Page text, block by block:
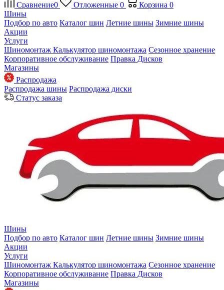
Сравнение0 Отложенные 0 Корзина 0
Шины
Подбор по авто Каталог шин Летние шины Зимние шины
Акции
Услуги
Шиномонтаж Калькулятор шиномонтажа Сезонное хранение
Корпоративное обслуживание Правка Дисков
Магазины
Распродажа
Распродажа шины Распродажа диски
Статус заказа
Шины
Подбор по авто Каталог шин Летние шины Зимние шины
Акции
Услуги
Шиномонтаж Калькулятор шиномонтажа Сезонное хранение
Корпоративное обслуживание Правка Дисков
Магазины